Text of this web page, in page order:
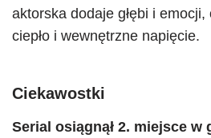
aktorska dodaje głębi i
ciepło i wewnętrzne napięcie.
Ciekawostki
Serial osiągnął 2. miejsce